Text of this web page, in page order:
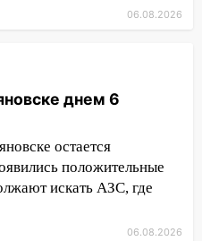
ребёнком и
суд вынес
пожар
дачный дом и
06.08.2026
днем 6
остается
положительные
искать АЗС, где
06.08.2026